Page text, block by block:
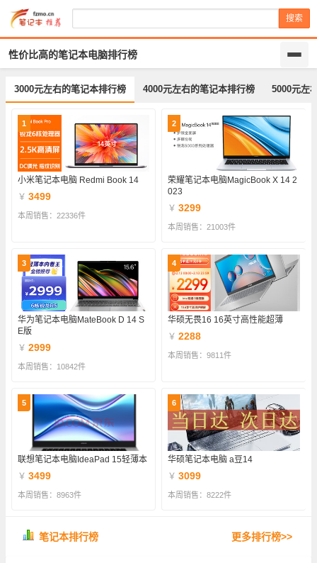
搜索
性价比高的笔记本电脑排行榜
3000元左右的笔记本排行榜 4000元左右的笔记本排行榜 5000元左
1
小米笔记本电脑 Redmi Book 14
￥ 3499
本周销售：22336件
2
荣耀笔记本电脑MagicBook X 14 2
023
￥ 3299
本周销售：21003件
3
华为笔记本电脑MateBook D 14 S
E版
￥ 2999
本周销售：10842件
4
华硕无畏16 16英寸高性能超薄
￥ 2288
本周销售：9811件
5
联想笔记本电脑IdeaPad 15轻薄本
￥ 3499
本周销售：8963件
6
华硕笔记本电脑 a豆14
￥ 3099
本周销售：8222件
笔记本排行榜 更多排行榜>>